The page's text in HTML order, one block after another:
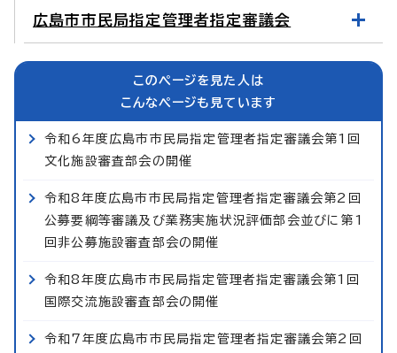
広島市市民局指定管理者指定審議会
このページを見た人は
こんなページも見ています
令和6年度広島市市民局指定管理者指定審議会第1回
文化施設審査部会の開催
令和8年度広島市市民局指定管理者指定審議会第2回
公募要綱等審議及び業務実施状況評価部会並びに第1
回非公募施設審査部会の開催
令和8年度広島市市民局指定管理者指定審議会第1回
国際交流施設審査部会の開催
令和7年度広島市市民局指定管理者指定審議会第2回